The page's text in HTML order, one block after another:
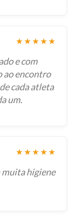
★★★★★
e com
ao encontro
cada atleta
um.
★★★★★
muita higiene